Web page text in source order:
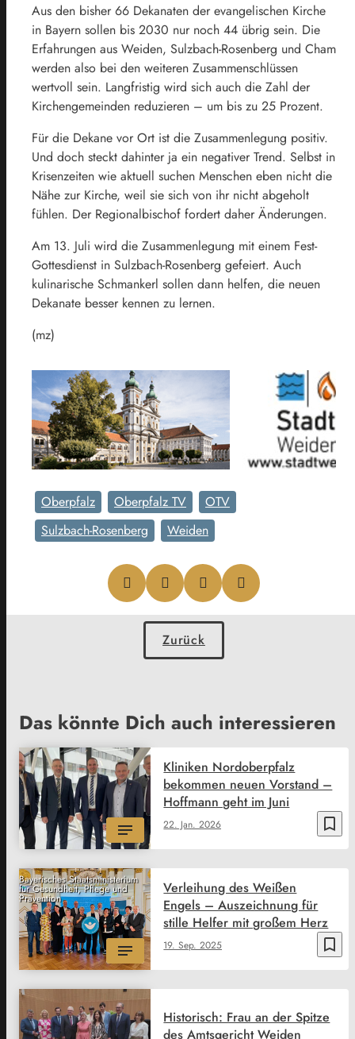
Aus den bisher 66 Dekanaten der evangelischen Kirche
in Bayern sollen bis 2030 nur noch 44 übrig sein. Die
Erfahrungen aus Weiden, Sulzbach-Rosenberg und Cham
werden also bei den weiteren Zusammenschlüssen
wertvoll sein. Langfristig wird sich auch die Zahl der
Kirchengemeinden reduzieren – um bis zu 25 Prozent.
Für die Dekane vor Ort ist die Zusammenlegung positiv.
Und doch steckt dahinter ja ein negativer Trend. Selbst in
Krisenzeiten wie aktuell suchen Menschen eben nicht die
Nähe zur Kirche, weil sie sich von ihr nicht abgeholt
fühlen. Der Regionalbischof fordert daher Änderungen.
Am 13. Juli wird die Zusammenlegung mit einem Fest-
Gottesdienst in Sulzbach-Rosenberg gefeiert. Auch
kulinarische Schmankerl sollen dann helfen, die neuen
Dekanate besser kennen zu lernen.
(mz)
Oberpfalz Oberpfalz TV
OTV
Sulzbach-Rosenberg
Weiden
Zurück
Das könnte Dich auch interessieren
bookmark_border
22. Jan. 2026
Kliniken Nordoberpfalz
bekommen neuen Vorstand –
Hoffmann geht im Juni
Bayerisches Staatsministerium
für Gesundheit, Pflege und
Prävention
bookmark_border
19. Sep. 2025
Verleihung des Weißen
Engels – Auszeichnung für
stille Helfer mit großem Herz
Historisch: Frau an der Spitze
des Amtsgericht Weiden